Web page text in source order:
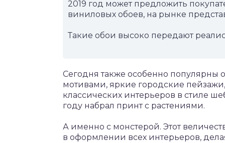
2019 год может предложить
виниловых обоев, на рынке
Такие обои высоко передают
Сегодня также особенно популярны
мотивами, яркие городские
классических интерьеров в стиле
году набрал принт с растениями.
А именно с монстерой. Этот
в оформлении всех интерьеров,